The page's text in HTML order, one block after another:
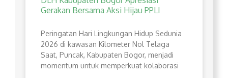
Gerakan Bersama Aksi Hijau PPLI
Peringatan Hari Lingkungan Hidup Sedunia
2026 di kawasan Kilometer Nol Telaga
Saat, Puncak, Kabupaten Bogor, menjadi
momentum untuk memperkuat kolaborasi